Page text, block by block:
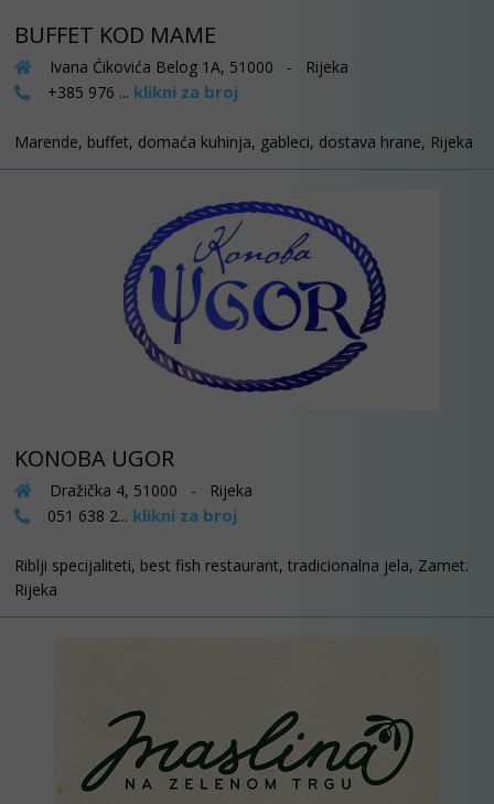
BUFFET KOD MAME
Ivana Ćikovića Belog 1A, 51000 - Rijeka
+385 976 ... klikni za broj
Marende, buffet, domaća kuhinja, gableci, dostava hrane, Rijeka
KONOBA UGOR
Dražička 4, 51000 - Rijeka
051 638 2... klikni za broj
Riblji specijaliteti, best fish restaurant, tradicionalna jela, Zamet.
Rijeka